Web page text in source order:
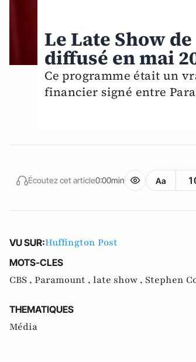
Le Late Show
diffusé en mai
Ce programme était un
financier signé entre
Écoutez cet article0:00min Aa
VU SUR:Huffington Post
MOTS-CLES
CBS , Paramount , late show , Stephen
THEMATIQUES
Média